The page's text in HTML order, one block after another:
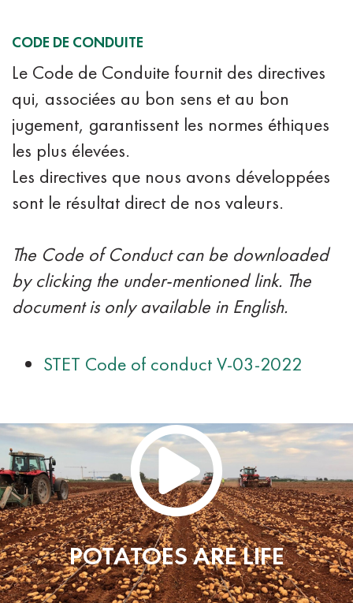
CODE DE CONDUITE
Le Code de Conduite fournit des directives
qui, associées au bon sens et au bon
jugement, garantissent les normes éthiques
les plus élevées.
Les directives que nous avons développées
sont le résultat direct de nos valeurs.
The Code of Conduct can be downloaded
by clicking the under-mentioned link. The
document is only available in English.
STET Code of conduct V-03-2022
POTATOES ARE LIFE